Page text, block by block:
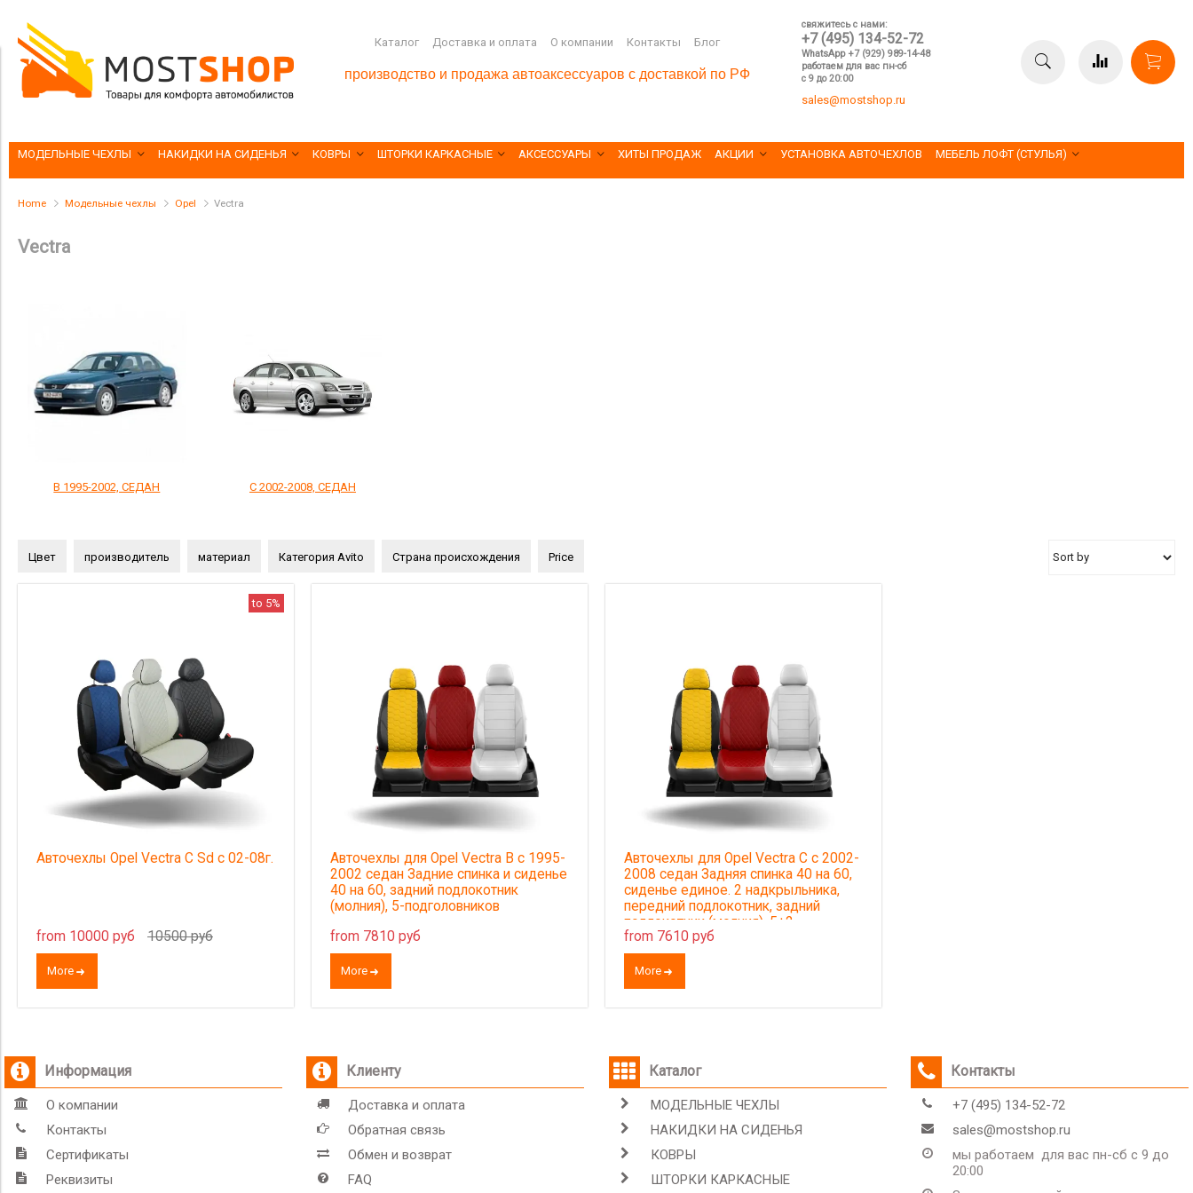
Каталог Доставка и оплата О компании Контакты Блог
производство и продажа автоаксессуаров с доставкой по РФ
свяжитесь с нами:
+7 (495) 134-52-72
WhatsApp +7 (929) 989-14-48
работаем для вас пн-сб
с 9 до 20:00
sales@mostshop.ru
МОДЕЛЬНЫЕ ЧЕХЛЫ НАКИДКИ НА СИДЕНЬЯ КОВРЫ ШТОРКИ КАРКАСНЫЕ АКСЕССУАРЫ ХИТЫ ПРОДАЖ АКЦИИ УСТАНОВКА АВТОЧЕХЛОВ МЕБЕЛЬ ЛОФТ (СТУЛЬЯ)
Home Модельные чехлы Opel Vectra
Vectra
B 1995-2002, СЕДАН C 2002-2008, СЕДАН
Цвет производитель материал Категория Avito Страна происхождения Price
to 5%
Авточехлы Opel Vectra C Sd с 02-08г.
from 10000 руб 10500 руб
More
Авточехлы для Opel Vectra B с 1995-
2002 седан Задние спинка и сиденье
40 на 60, задний подлокотник
(молния), 5-подголовников
from 7810 руб
More
Авточехлы для Opel Vectra C с 2002-
2008 седан Задняя спинка 40 на 60,
сиденье единое. 2 надкрыльника,
передний подлокотник, задний
подлокотник (молния), 5+2-
подголовников (задние два вида Г-
образные + Простые)
from 7610 руб
More
Информация
О компании
Контакты
Сертификаты
Реквизиты
Клиенту
Доставка и оплата
Обратная связь
Обмен и возврат
FAQ
Каталог
МОДЕЛЬНЫЕ ЧЕХЛЫ
НАКИДКИ НА СИДЕНЬЯ
КОВРЫ
ШТОРКИ КАРКАСНЫЕ
Контакты
+7 (495) 134-52-72
sales@mostshop.ru
мы работаем для вас пн-сб с 9 до
20:00